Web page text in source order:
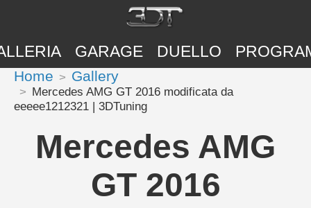
GARAGE DUELLO
Home Gallery
Mercedes AMG GT 2016 modificata da
eeeee1212321 | 3DTuning
Mercedes AMG
GT 2016